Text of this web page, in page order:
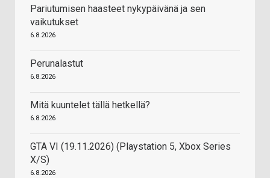
Pariutumisen haasteet nykypäivänä ja sen
vaikutukset
6.8.2026
Perunalastut
6.8.2026
Mitä kuuntelet tällä hetkellä?
6.8.2026
GTA VI (19.11.2026) (Playstation 5, Xbox Series
X/S)
6.8.2026